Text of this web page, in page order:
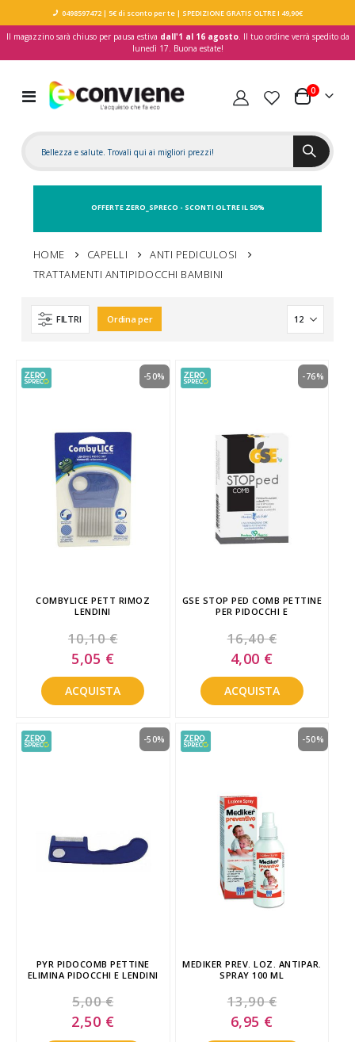
0498597472| 5€ di sconto per te| SPEDIZIONE GRATIS OLTRE I 49,90€
Il magazzino sarà chiuso per pausa estiva dall'1 al 16 agosto. Il tuo ordine verrà spedito da
lunedì 17. Buona estate!
Toggle
Nav
Carrello
0elementi
OFFERTE ZERO_SPRECO - SCONTI OLTRE IL 50%
HOME CAPELLI
ANTI PEDICULOSI
TRATTAMENTI ANTIPIDOCCHI BAMBINI
FILTRI Ordina per
COMBYLICE PETT RIMOZ
LENDINI
10,10 €
-50%
Special
Price
5,05 €
ACQUISTA
GSE STOP PED COMB PETTINE
PER PIDOCCHI E
16,40 €
-76%
Special
Price
4,00 €
ACQUISTA
PYR PIDOCOMB PETTINE
ELIMINA PIDOCCHI E LENDINI
5,00 €
-50%
Special
Price
2,50 €
MEDIKER PREV. LOZ. ANTIPAR.
SPRAY 100 ML
13,90 €
-50%
Special
Price
6,95 €